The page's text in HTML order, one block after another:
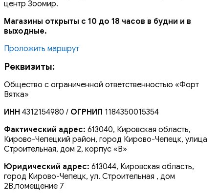
центр Зоомир.
Магазины открыты с 10 до 18 часов в будни и в
выходные.
Проложить маршрут
Реквизиты:
Общество с ограниченной ответственностью «Форт
Вятка»
ИНН 4312154980 / ОГРНИП 1184350015354
Фактический адрес: 613040, Кировская область,
Кирово-Чепецкий район, город Кирово-Чепецк, улица
Строительная, дом 2, корпус «В»
Юридический адрес: 613044, Кировская область,
город Кирово-Чепецк, ул. Строительная , дом
2В,помещение 7